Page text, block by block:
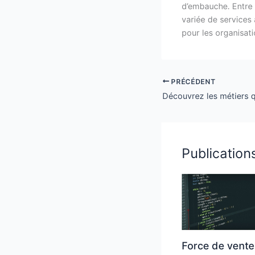
d’embauche.
variée de services
pour les
PRÉCÉDENT
Force de vente